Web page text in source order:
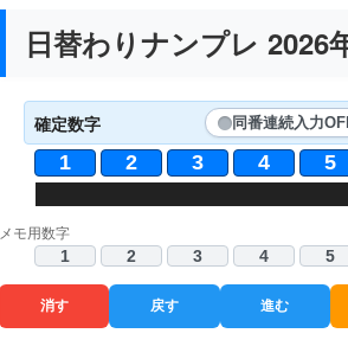
日替わりナンプレ 2026
確定数字 同番連続入力
1 2 3 4 5
メモ用数字
1 2 3 4 5
消す 戻す 進む